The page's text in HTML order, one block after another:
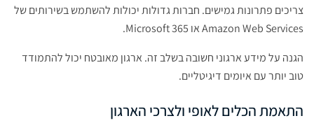
צריכים פתרונות גמישים. חברות גדולות יכולות להשתמש בשירותים של
Amazon Web Services או Microsoft 365.
הגנה על מידע ארגוני חשובה בשלב זה. ארגון מאובטח יכול להתמודד
טוב יותר עם איומים דיגיטליים.
התאמת הכלים לאופי ולצרכי הארגון